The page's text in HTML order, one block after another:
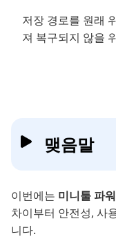
저장 경로를 원래
져 복구되지 않을
맺음말
이번에는 미니툴 파
차이부터 안전성, 사
니다.